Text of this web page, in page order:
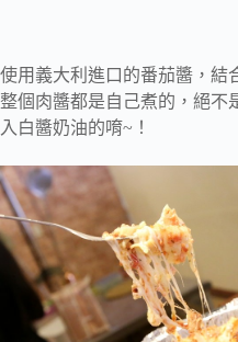
使用義大利進口的番茄醬， 結
整個肉醬都是自己煮的， 絕不
入白醬奶油的唷~！